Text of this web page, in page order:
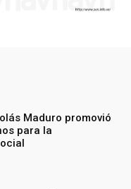
Maduro promovió
para la